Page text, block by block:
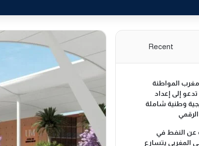
Recent
المواطنة
تدعو إلى إعداد
وطنية شاملة
عن النفط في
المغربي يتسارع